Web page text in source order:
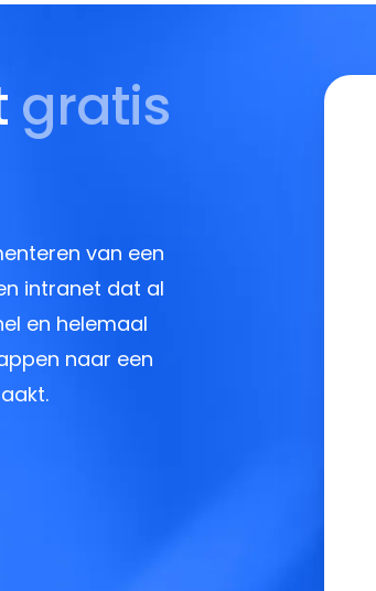
gratis
van een
intranet dat al
en helemaal
naar een